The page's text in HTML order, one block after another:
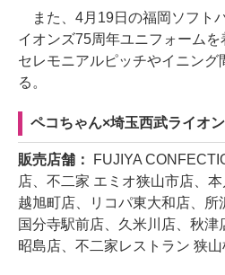
また、4月19日の福岡ソフト
イオンズ75周年ユニフォームを
セレモニアルピッチやイニング
る。
ペコちゃん×埼玉西武ライオ
販売店舗：
FUJIYA
店、不二家 エミオ狭山市店、本
越旭町店、リコパ東大和店、
国分寺駅前店、久米川店、秋
昭島店、不二家レストラン 狭